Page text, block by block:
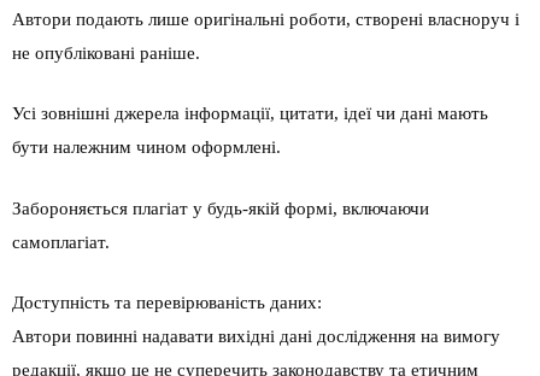
Автори подають лише оригінальні роботи, створені власноруч і
не опубліковані раніше.
Усі зовнішні джерела інформації, цитати, ідеї чи дані мають
бути належним чином оформлені.
Забороняється плагіат у будь-якій формі, включаючи
самоплагіат.
Доступність та перевірюваність даних:
Автори повинні надавати вихідні дані дослідження на вимогу
редакції, якщо це не суперечить законодавству та етичним